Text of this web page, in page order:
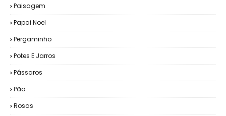
Paisagem
Papai Noel
Pergaminho
Potes E Jarros
Pássaros
Pão
Rosas